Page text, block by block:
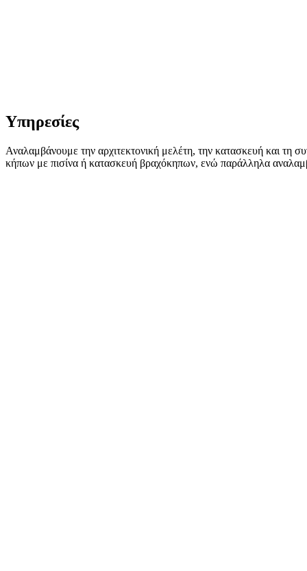
Υπηρεσίες
Αναλαμβάνουμε την αρχιτεκτονική μελέτη, την κατασκευή και τη
κήπων με πισίνα ή κατασκευή βραχόκηπων, ενώ παράλληλα